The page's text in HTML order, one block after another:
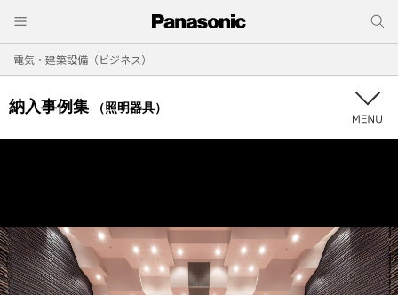
電気・建築設備（ビジネス）
納入事例集 （照明器具）